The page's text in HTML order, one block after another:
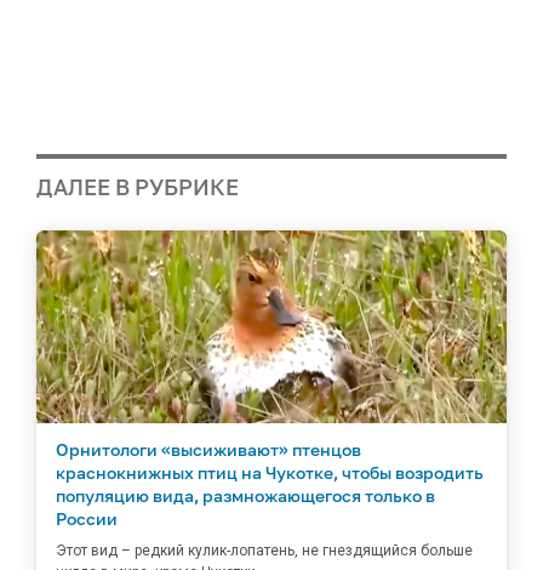
ДАЛЕЕ В РУБРИКЕ
Орнитологи «высиживают» птенцов
краснокнижных птиц на Чукотке, чтобы возродить
популяцию вида, размножающегося только в
России
Этот вид – редкий кулик-лопатень, не гнездящийся больше